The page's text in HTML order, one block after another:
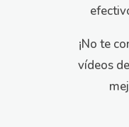
¡No te
vídeos